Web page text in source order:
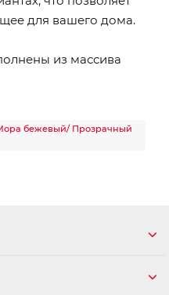
для вашего дома.
из массива
бежевый/ Прозрачный